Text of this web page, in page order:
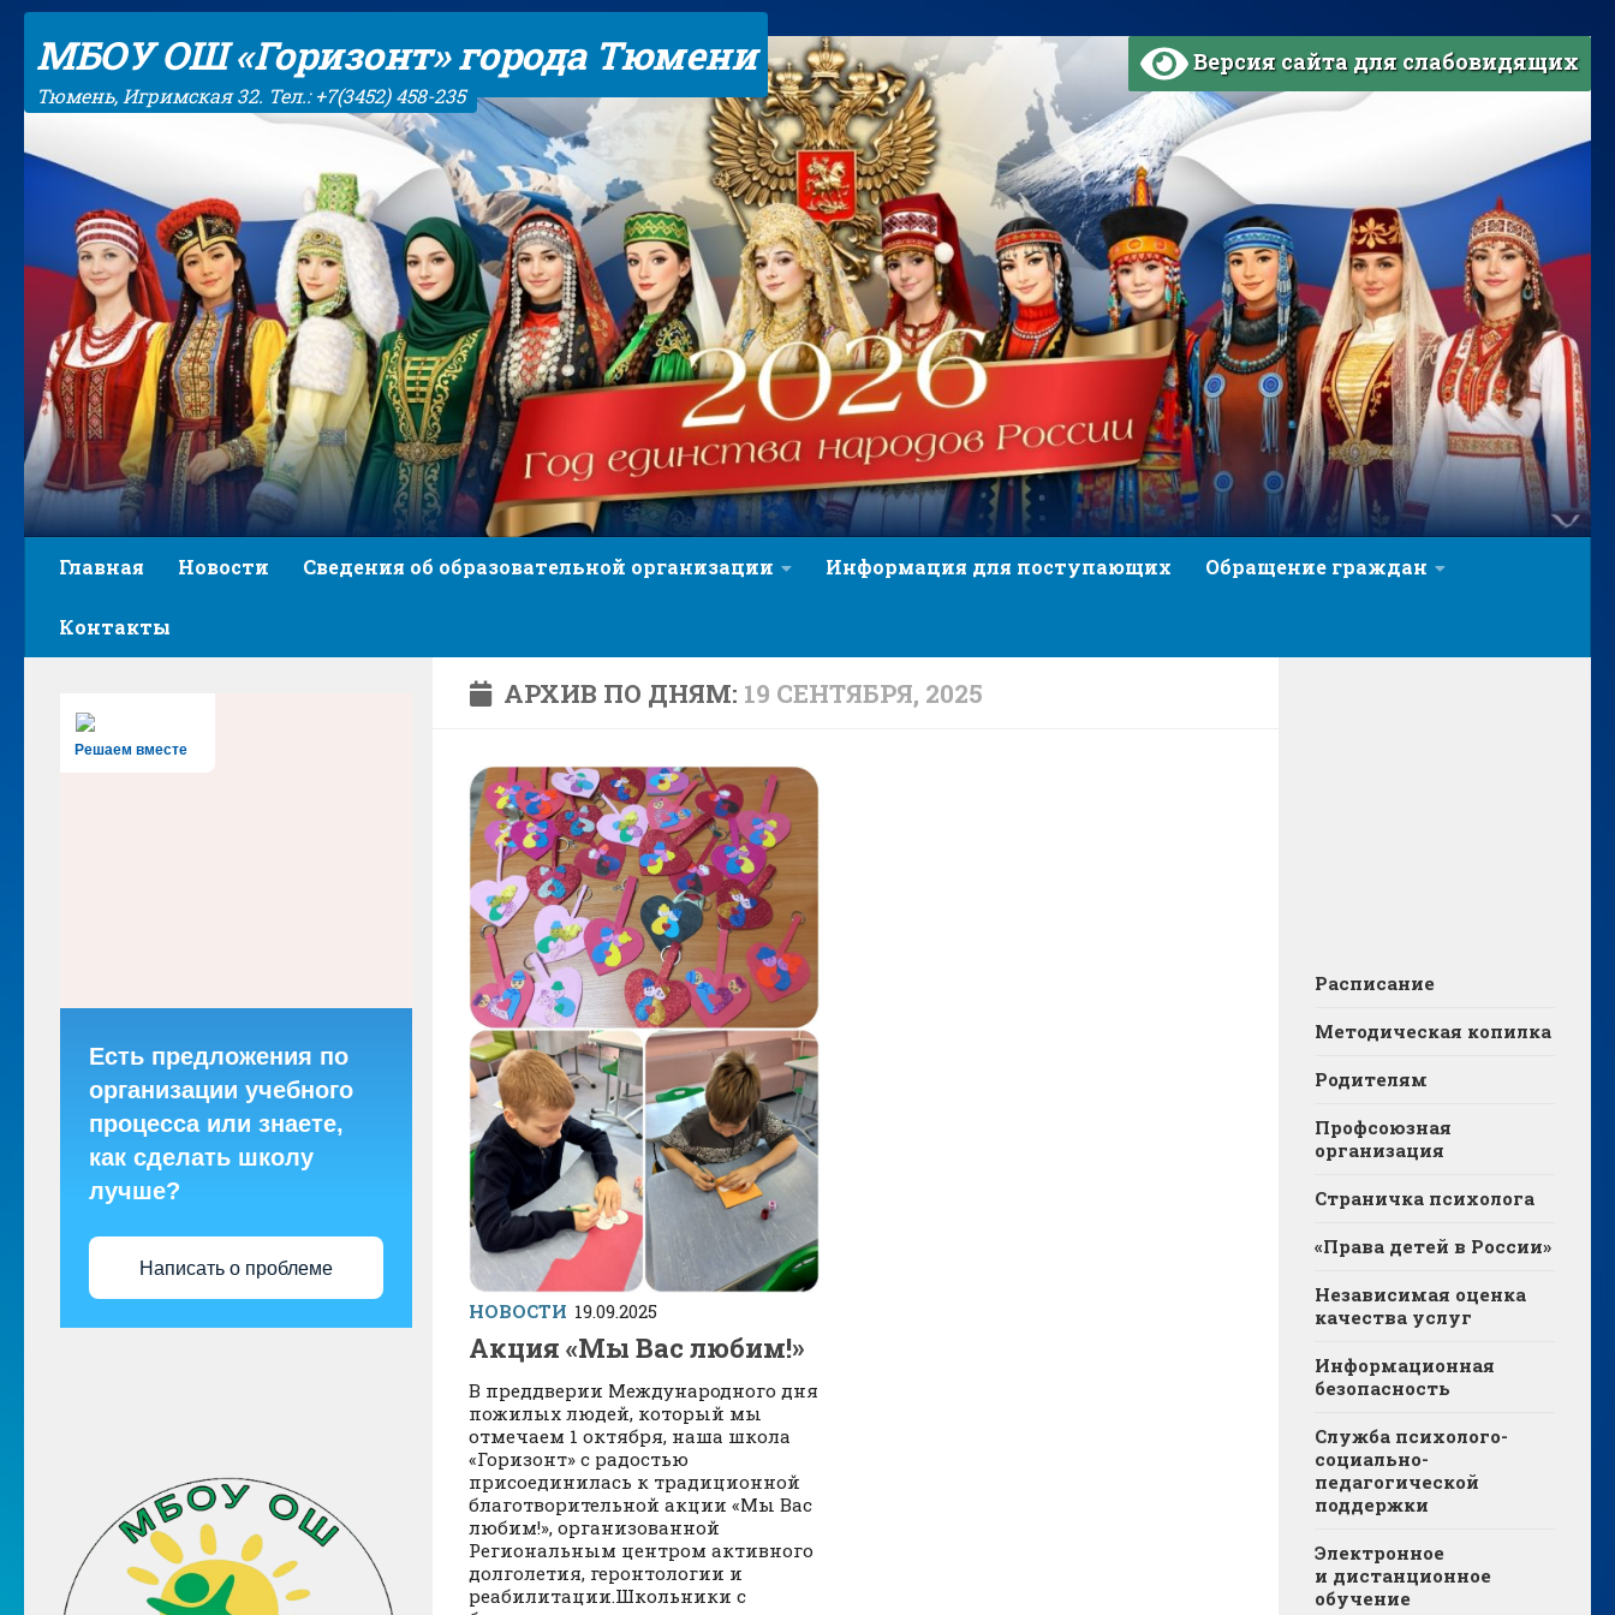
МБОУ ОШ «Горизонт» города Тюмени
Тюмень, Игримская 32. Тел.: +7(3452) 458-235
Версия сайта для слабовидящих
Главная Новости Сведения об образовательной организации Информация для поступающих Обращение граждан
Контакты
АРХИВ ПО ДНЯМ: 19 СЕНТЯБРЯ, 2025
НОВОСТИ 19.09.2025
Акция «Мы Вас любим!»
В преддверии Международного дня
пожилых людей, который мы
отмечаем 1 октября, наша школа
«Горизонт» с радостью
присоединилась к традиционной
благотворительной акции «Мы Вас
любим!», организованной
Региональным центром активного
долголетия, геронтологии и
реабилитации.Школьники с
Решаем вместе
Есть предложения по
организации учебного
процесса или знаете,
как сделать школу
лучше?
Написать о проблеме
Расписание
Методическая копилка
Родителям
Профсоюзная
организация
Страничка психолога
«Права детей в России»
Независимая оценка
качества услуг
Информационная
безопасность
Служба психолого-
социально-
педагогической
поддержки
Электронное
и дистанционное
обучение